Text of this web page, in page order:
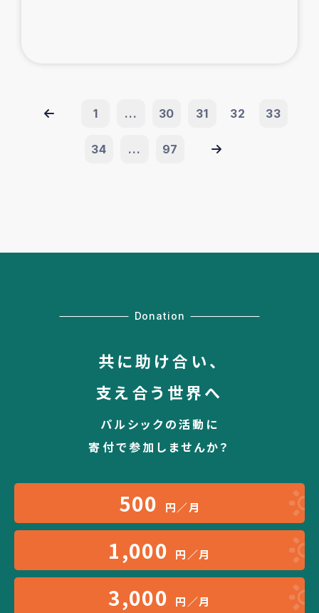
1 ... 30 31 32 33
34 ... 97
Donation
共に助け合い、
支え合う世界へ
パルシックの活動に
寄付で参加しませんか？
500 円／月
1,000 円／月
3,000 円／月